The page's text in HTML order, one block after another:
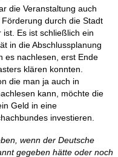
die Veranstaltung auch
durch die Stadt
Es ist schließlich ein
in die Abschlussplanung
es nachlesen, erst Ende
klären konnten.
die man ja auch in
kann, möchte die
Geld in eine
investieren.
wenn der Deutsche
gegeben hätte oder noch